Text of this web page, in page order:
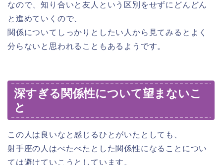
なので、知り合いと友人という区別をせずにどんどん
と進めていくので、
関係についてしっかりとしたい人から見てみるとよく
分らないと思われることもあるようです。
深すぎる関係性について望まないこ
と
この人は良いなと感じるひとがいたとしても、
射手座の人はべたべたとした関係性になることについ
ては避けていこうとしています。